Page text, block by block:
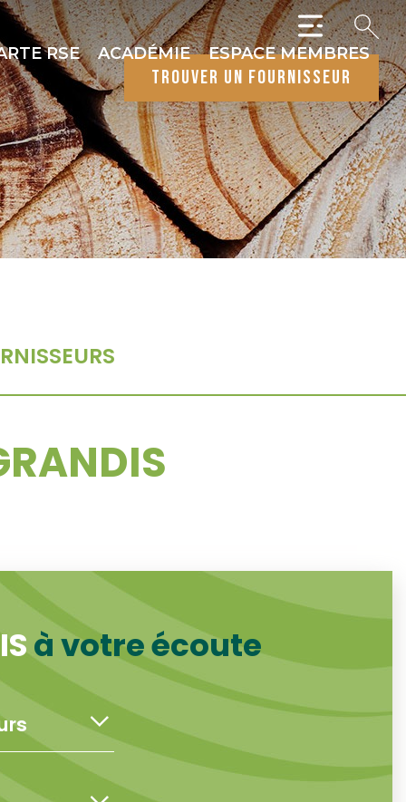
RSE ACADÉMIE ESPACE MEMBRES
trouver un fournisseur
à votre écoute